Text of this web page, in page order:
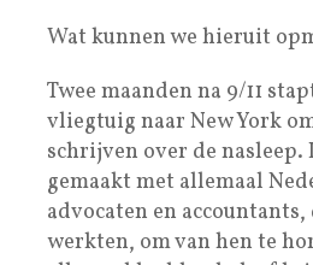
Wat kunnen we hieruit
Twee maanden na 9/11
vliegtuig naar New York
schrijven over de nasleep.
gemaakt met allemaal
advocaten en
werkten, om van hen te